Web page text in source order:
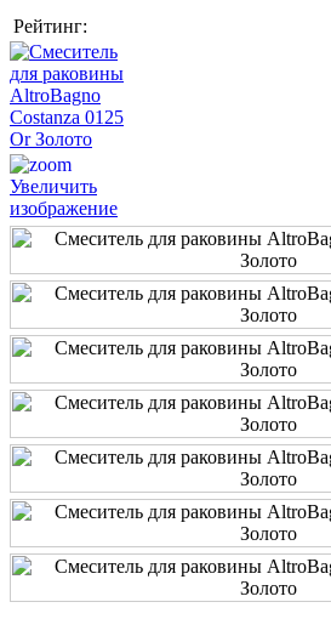
Рейтинг:
Увеличить
изображение